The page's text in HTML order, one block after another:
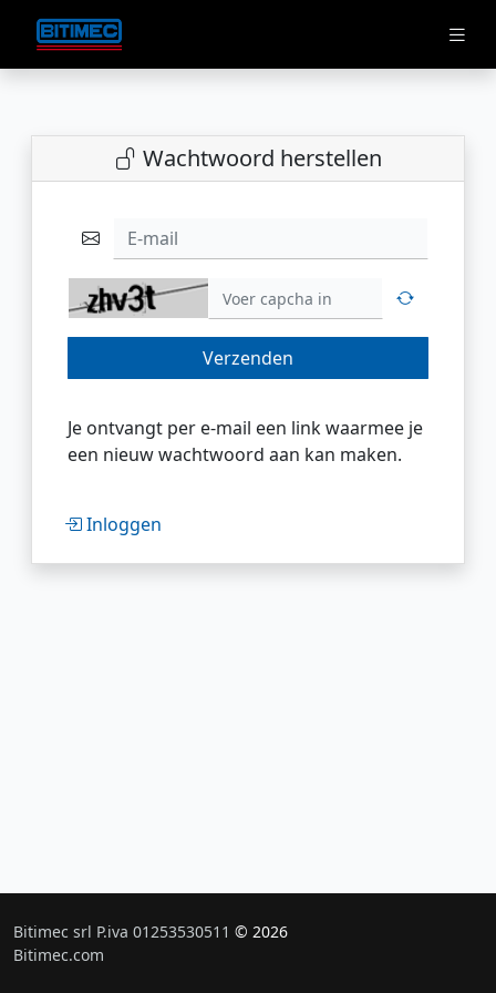
Wachtwoord herstellen
E-mail
Verzenden
Je ontvangt per e-mail een link waarmee je
een nieuw wachtwoord aan kan maken.
Inloggen
Bitimec srl P.iva 01253530511 © 2026
Bitimec.com